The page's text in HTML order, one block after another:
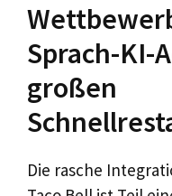
Sprach-KI-
großen
Die rasche